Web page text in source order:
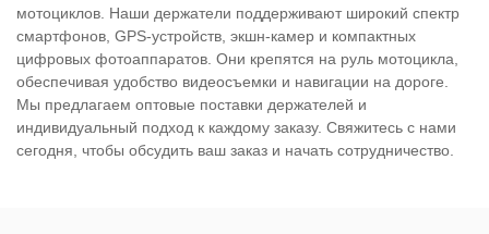
мотоциклов. Наши держатели поддерживают широкий спектр
смартфонов, GPS-устройств, экшн-камер и компактных
цифровых фотоаппаратов. Они крепятся на руль мотоцикла,
обеспечивая удобство видеосъемки и навигации на дороге.
Мы предлагаем оптовые поставки держателей и
индивидуальный подход к каждому заказу. Свяжитесь с нами
сегодня, чтобы обсудить ваш заказ и начать сотрудничество.